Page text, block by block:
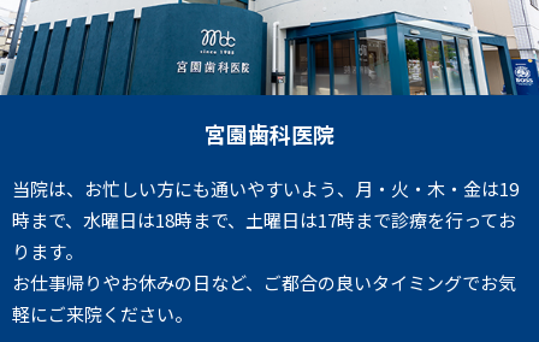
宮園歯科医院
当院は、お忙しい方にも通いやすいよう、月・火・木・金は19
時まで、水曜日は18時まで、土曜日は17時まで診療を行ってお
ります。
お仕事帰りやお休みの日など、ご都合の良いタイミングでお気
軽にご来院ください。